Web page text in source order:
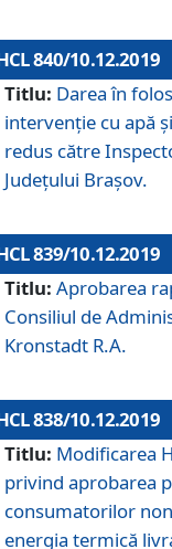
840/10.12.2019
Titlu: Darea în
intervenție cu apă
redus către
Judeţului Brașov.
839/10.12.2019
Titlu: Aprobarea
Consiliul de
Kronstadt R.A.
838/10.12.2019
Titlu: Modificarea
privind aprobarea
consumatorilor
energia termică